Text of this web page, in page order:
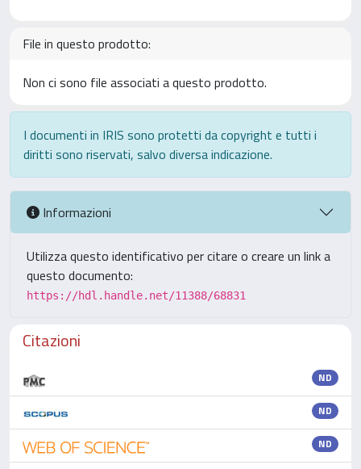
File in questo prodotto:
Non ci sono file associati a questo prodotto.
I documenti in IRIS sono protetti da copyright e tutti i
diritti sono riservati, salvo diversa indicazione.
Informazioni
Utilizza questo identificativo per citare o creare un link a
questo documento:
https://hdl.handle.net/11388/68831
Citazioni
ND
ND
ND